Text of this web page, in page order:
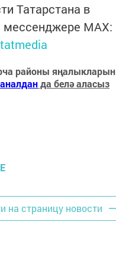
Татарстана в
мессенджере MАХ:
районы яңалыкларын
да белә аласыз
на страницу новости